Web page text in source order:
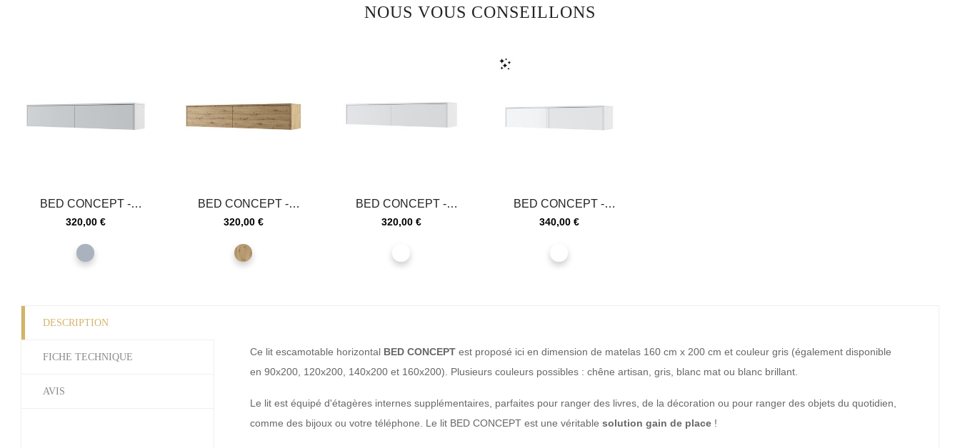
NOUS VOUS CONSEILLONS
BED CONCEPT -
Extension de rangement
Prix
320,00 €
gris
BED CONCEPT -
Extension de rangement
Prix
320,00 €
chêne
artisan
BED CONCEPT -
Extension de rangement
Prix
320,00 €
BED CONCEPT -
Extension de rangement
Prix
340,00 €
DESCRIPTION
FICHE TECHNIQUE
AVIS
Ce lit escamotable horizontal BED CONCEPT est proposé ici en dimension de matelas 160 cm x 200 cm et couleur gris (également disponible
en 90x200, 120x200, 140x200 et 160x200). Plusieurs couleurs possibles : chêne artisan, gris, blanc mat ou blanc brillant.
Le lit est équipé d'étagères internes supplémentaires, parfaites pour ranger des livres, de la décoration ou pour ranger des objets du quotidien,
comme des bijoux ou votre téléphone. Le lit BED CONCEPT est une véritable solution gain de place !